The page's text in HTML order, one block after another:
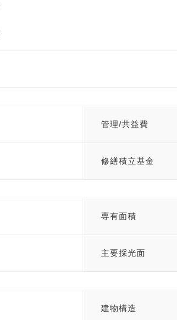
管理/共益費
修繕積立基金
専有面積
主要採光面
建物構造